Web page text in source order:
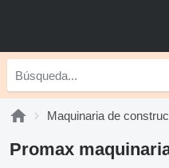
Maquinaria de
Promax